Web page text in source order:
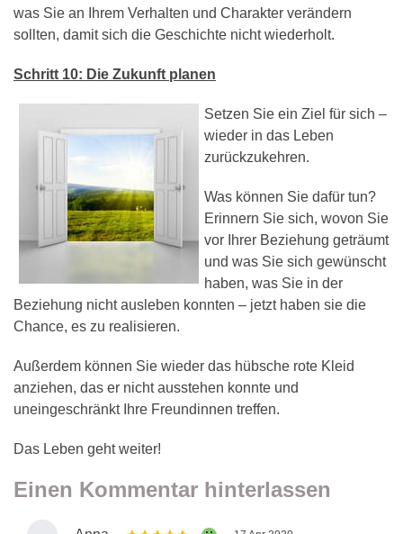
was Sie an Ihrem Verhalten und Charakter verändern
sollten, damit sich die Geschichte nicht wiederholt.
Schritt 10: Die Zukunft planen
Setzen Sie ein Ziel für sich –
wieder in das Leben
zurückzukehren.
Was können Sie dafür tun?
Erinnern Sie sich, wovon Sie
vor Ihrer Beziehung geträumt
und was Sie sich gewünscht
haben, was Sie in der
Beziehung nicht ausleben konnten – jetzt haben sie die
Chance, es zu realisieren.
Außerdem können Sie wieder das hübsche rote Kleid
anziehen, das er nicht ausstehen konnte und
uneingeschränkt Ihre Freundinnen treffen.
Das Leben geht weiter!
Einen Kommentar hinterlassen